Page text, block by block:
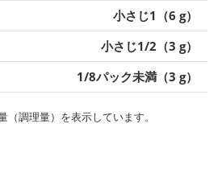
小さじ1（6 g）
小さじ1/2（3 g）
1/8パック未満（3 g）
調理量）を表示しています。